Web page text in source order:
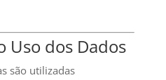
Uso dos Dados
são utilizadas